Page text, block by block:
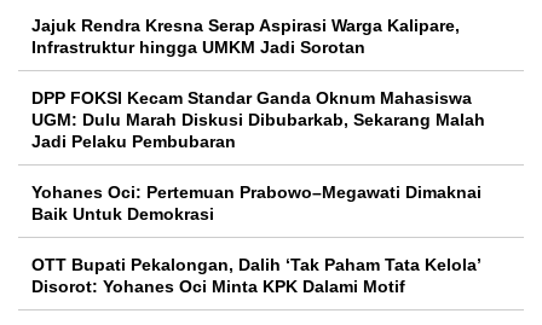
Jajuk Rendra Kresna Serap Aspirasi Warga Kalipare,
Infrastruktur hingga UMKM Jadi Sorotan
DPP FOKSI Kecam Standar Ganda Oknum Mahasiswa
UGM: Dulu Marah Diskusi Dibubarkab, Sekarang Malah
Jadi Pelaku Pembubaran
Yohanes Oci: Pertemuan Prabowo–Megawati Dimaknai
Baik Untuk Demokrasi
OTT Bupati Pekalongan, Dalih ‘Tak Paham Tata Kelola’
Disorot: Yohanes Oci Minta KPK Dalami Motif